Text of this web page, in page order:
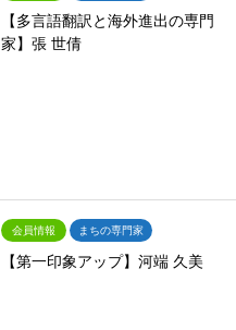
【多言語翻訳と海外進出の専門
家】張 世倩
会員情報 まちの専門家
【第一印象アップ】河端 久美